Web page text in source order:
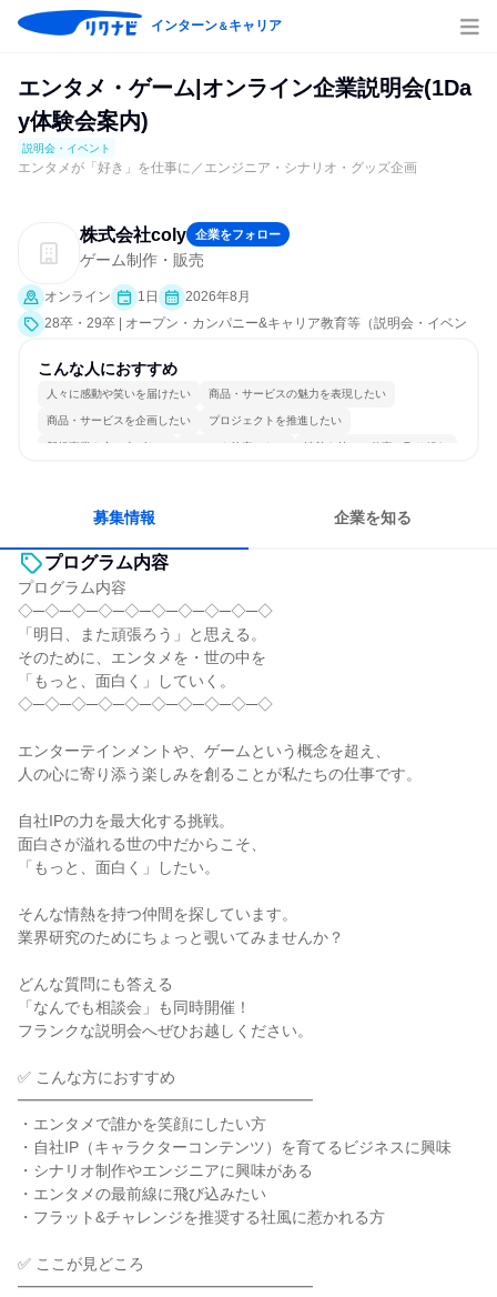
インターン＆キャリア
エンタメ・ゲーム|オンライン企業説明会(1Da
y体験会案内)
説明会・イベント
エンタメが「好き」を仕事に／エンジニア・シナリオ・グッズ企画
株式会社coly 企業をフォロー
ゲーム制作・販売
オンライン 1日
2026年8月
28卒・29卒 | オープン・カンパニー&キャリア教育等（説明会・イベン
こんな人におすすめ
人々に感動や笑いを届けたい 商品・サービスの魅力を表現したい
商品・サービスを企画したい プロジェクトを推進したい
新規事業を立ち上げたい チームを統率したい 情熱を持って仕事に取り組む
募集情報 企業を知る
プログラム内容
プログラム内容
◇─◇─◇─◇─◇─◇─◇─◇─◇─◇
「明日、また頑張ろう」と思える。
そのために、エンタメを・世の中を
「もっと、面白く」していく。
◇─◇─◇─◇─◇─◇─◇─◇─◇─◇
エンターテインメントや、ゲームという概念を超え、
人の心に寄り添う楽しみを創ることが私たちの仕事です。
自社IPの力を最大化する挑戦。
面白さが溢れる世の中だからこそ、
「もっと、面白く」したい。
そんな情熱を持つ仲間を探しています。
業界研究のためにちょっと覗いてみませんか？
どんな質問にも答える
「なんでも相談会」も同時開催！
フランクな説明会へぜひお越しください。
✅ こんな方におすすめ
━━━━━━━━━━━━━━━━━━━
・エンタメで誰かを笑顔にしたい方
・自社IP（キャラクターコンテンツ）を育てるビジネスに興味
・シナリオ制作やエンジニアに興味がある
・エンタメの最前線に飛び込みたい
・フラット&チャレンジを推奨する社風に惹かれる方
✅ ここが見どころ
━━━━━━━━━━━━━━━━━━━